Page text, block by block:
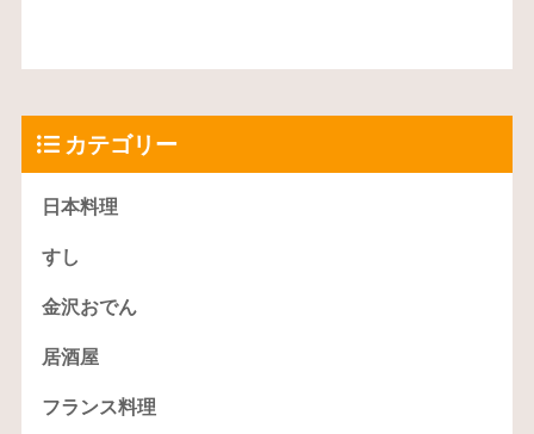
カテゴリー
日本料理
すし
金沢おでん
居酒屋
フランス料理